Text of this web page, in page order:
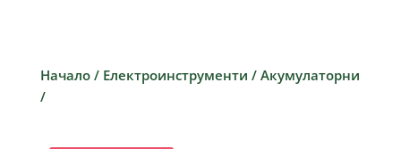
Начало/ Електроинструменти / Акумулаторни
/